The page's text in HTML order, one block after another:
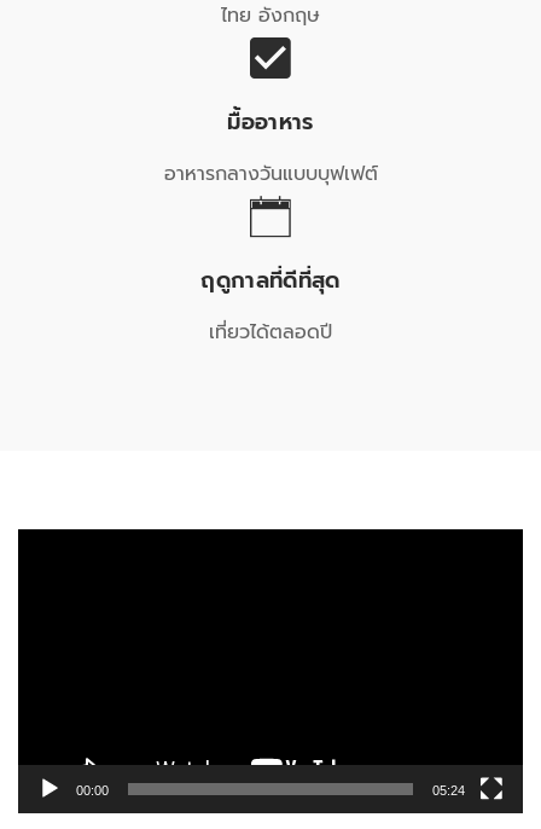
ไทย อังกฤษ
มื้ออาหาร
อาหารกลางวันแบบบุฟเฟต์
ฤดูกาลที่ดีที่สุด
เที่ยวได้ตลอดปี
00:00 05:24